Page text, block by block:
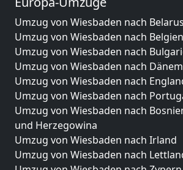
Umzug von Wiesbaden nach Belarus
Umzug von Wiesbaden nach Belgien
Umzug von Wiesbaden nach
Umzug von Wiesbaden nach
Umzug von Wiesbaden nach
Umzug von Wiesbaden nach
Umzug von Wiesbaden nach
und Herzegowina
Umzug von Wiesbaden nach Irland
Umzug von Wiesbaden nach